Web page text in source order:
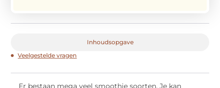
Inhoudsopgave
Veelgestelde vragen
Er bestaan mega veel smoothie soorten. Je kan